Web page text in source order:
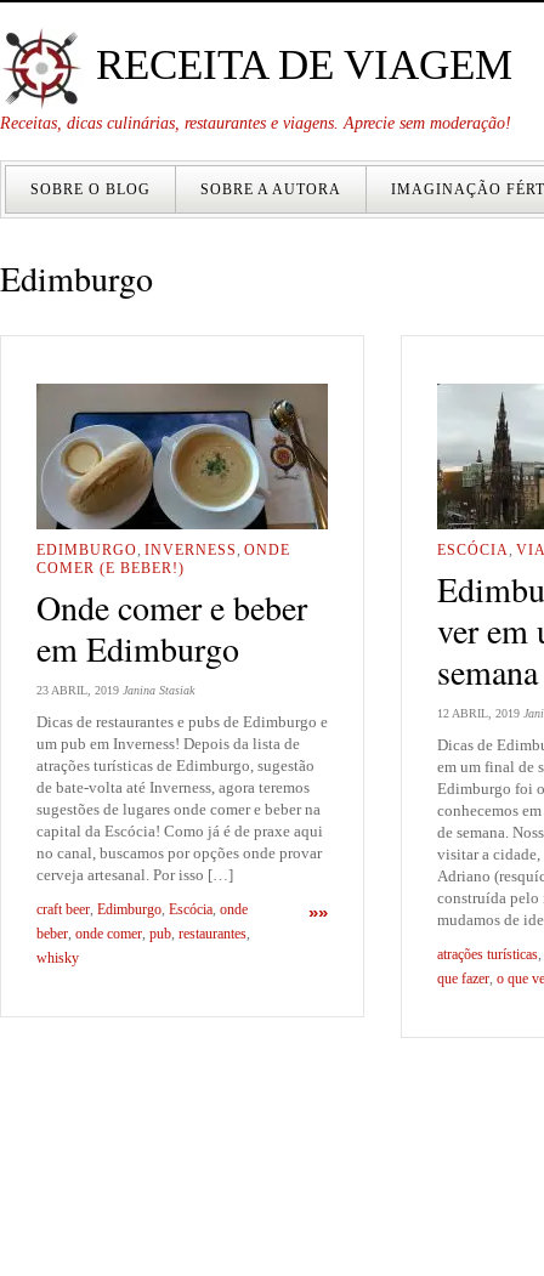
RECEITA DE VIAGEM
Receitas, dicas culinárias, restaurantes e viagens. Aprecie sem moderação!
SOBRE O BLOG SOBRE A AUTORA IMAGINAÇÃO
Edimburgo
EDIMBURGO, INVERNESS, ONDE
COMER (E BEBER!)
Onde comer e beber
em Edimburgo
23 ABRIL, 2019 Janina Stasiak
Dicas de restaurantes e pubs de Edimburgo e
um pub em Inverness! Depois da lista de
atrações turísticas de Edimburgo, sugestão
de bate-volta até Inverness, agora teremos
sugestões de lugares onde comer e beber na
capital da Escócia! Como já é de praxe aqui
no canal, buscamos por opções onde provar
cerveja artesanal. Por isso […]
»»
craft beer, Edimburgo, Escócia, onde
beber, onde comer, pub, restaurantes,
whisky
ESCÓCIA,
ver em
semana
12 ABRIL, 2019
Dicas de
em um final de
Edimburgo foi
conhecemos
de semana.
visitar a
Adriano
construída pelo
mudamos de
atrações turísticas,
que fazer, o que